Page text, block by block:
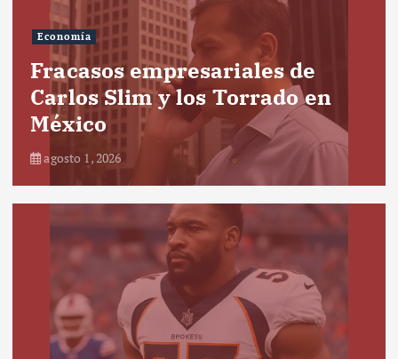
Economía
Fracasos empresariales de
Carlos Slim y los Torrado en
México
agosto 1, 2026